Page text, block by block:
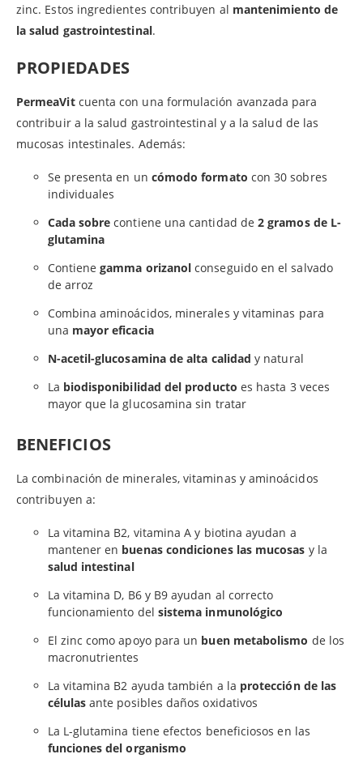
zinc. Estos ingredientes contribuyen al mantenimiento de
la salud gastrointestinal.
PROPIEDADES
PermeaVitcuenta con una formulación avanzada para
contribuir a la salud gastrointestinal y a la salud de las
mucosas intestinales. Además:
Se presenta en un cómodo formato con 30 sobres
individuales
Cada sobre contiene una cantidad de2 gramos de L-
glutamina
Contienegamma orizanol conseguido en el salvado
de arroz
Combina aminoácidos, minerales y vitaminas para
una mayor eficacia
N-acetil-glucosamina de alta calidad y natural
La biodisponibilidad del producto es hasta 3 veces
mayor que la glucosamina sin tratar
BENEFICIOS
La combinación de minerales, vitaminas y aminoácidos
contribuyen a:
La vitamina B2, vitamina A y biotina ayudan a
mantener en buenas condiciones las mucosas y la
salud intestinal
La vitamina D, B6 y B9 ayudan al correcto
funcionamiento del sistema inmunológico
El zinc como apoyo para un buen metabolismo de los
macronutrientes
La vitamina B2 ayuda también a la protección de las
células ante posibles daños oxidativos
La L-glutamina tiene efectos beneficiosos en las
funciones del organismo